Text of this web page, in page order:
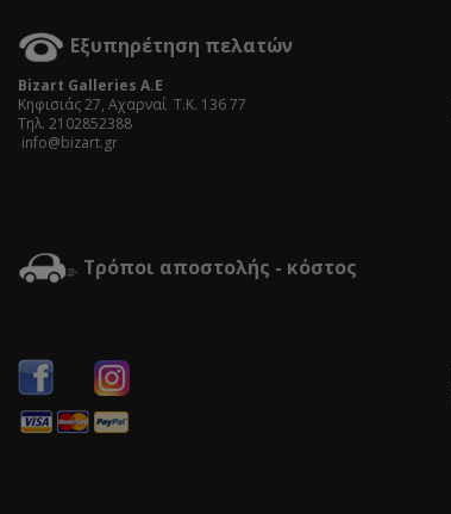
Εξυπηρέτηση πελατών
Bizart Galleries A.E
Kηφισιάς 27, Αχαρναί Τ.Κ. 136 77
Τηλ. 2102852388
info@bizart.gr
Τρόποι αποστολής - κόστος